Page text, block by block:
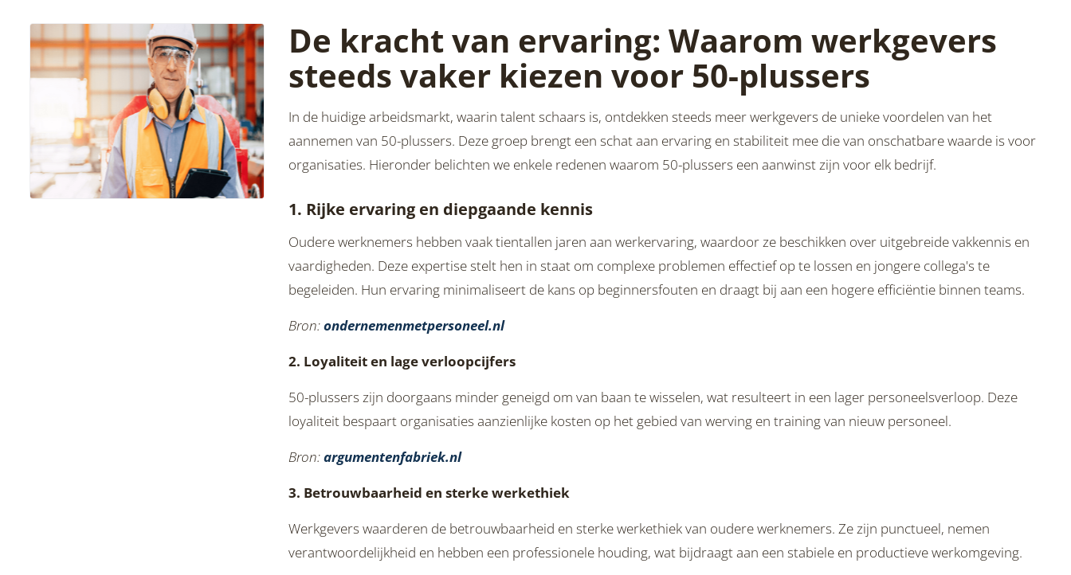
De kracht van ervaring: Waarom werkgevers
steeds vaker kiezen voor 50-plussers
In de huidige arbeidsmarkt, waarin talent schaars is, ontdekken steeds meer werkgevers de unieke voordelen van het
aannemen van 50-plussers. Deze groep brengt een schat aan ervaring en stabiliteit mee die van onschatbare waarde is voor
organisaties. Hieronder belichten we enkele redenen waarom 50-plussers een aanwinst zijn voor elk bedrijf.
1. Rijke ervaring en diepgaande kennis
Oudere werknemers hebben vaak tientallen jaren aan werkervaring, waardoor ze beschikken over uitgebreide vakkennis en
vaardigheden. Deze expertise stelt hen in staat om complexe problemen effectief op te lossen en jongere collega's te
begeleiden. Hun ervaring minimaliseert de kans op beginnersfouten en draagt bij aan een hogere efficiëntie binnen teams.
Bron:ondernemenmetpersoneel.nl
2. Loyaliteit en lage verloopcijfers
50-plussers zijn doorgaans minder geneigd om van baan te wisselen, wat resulteert in een lager personeelsverloop. Deze
loyaliteit bespaart organisaties aanzienlijke kosten op het gebied van werving en training van nieuw personeel.
Bron:argumentenfabriek.nl
3. Betrouwbaarheid en sterke werkethiek
Werkgevers waarderen de betrouwbaarheid en sterke werkethiek van oudere werknemers. Ze zijn punctueel, nemen
verantwoordelijkheid en hebben een professionele houding, wat bijdraagt aan een stabiele en productieve werkomgeving.